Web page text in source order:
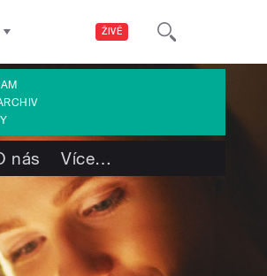
ŽIVĚ
nás Více…